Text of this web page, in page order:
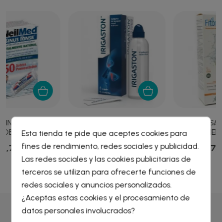
G + IRRIGADOR
10,76 €
SPRAY NEBULIZADOR...
7,81 €
Crear lista de deseos
Nombre de la lista de deseos
Iniciar sesión
Debe iniciar sesión para guardar productos en su lista de
deseos.
Esta tienda te pide que aceptes cookies para
fines de rendimiento, redes sociales y publicidad.
Las redes sociales y las cookies publicitarias de
terceros se utilizan para ofrecerte funciones de
redes sociales y anuncios personalizados.
¿Aceptas estas cookies y el procesamiento de
datos personales involucrados?